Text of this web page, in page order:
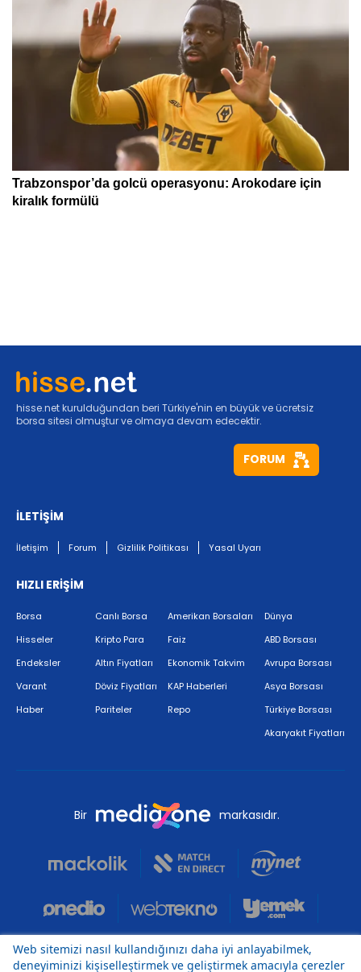
hisse.net kurulduğundan beri Türkiye'nin en büyük ve ücretsiz
borsa sitesi olmuştur ve olmaya devam edecektir.
FORUM
İLETİŞİM
İletişim Forum Gizlilik Politikası Yasal Uyarı
HIZLI ERİŞİM
Borsa
Hisseler
Endeksler
Varant
Haber
Canlı Borsa
Kripto Para
Altın Fiyatları
Döviz Fiyatları
Pariteler
Amerikan Borsaları
Faiz
Ekonomik Takvim
KAP Haberleri
Repo
Dünya
ABD Borsası
Avrupa Borsası
Asya Borsası
Türkiye Borsası
Akaryakıt Fiyatları
Bir markasıdır.